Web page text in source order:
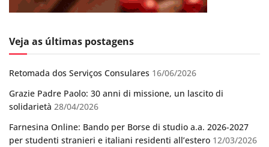
Veja as últimas postagens
Retomada dos Serviços Consulares 16/06/2026
Grazie Padre Paolo: 30 anni di missione, un lascito di
solidarietà 28/04/2026
Farnesina Online: Bando per Borse di studio a.a. 2026-2027
per studenti stranieri e italiani residenti all’estero 12/03/2026